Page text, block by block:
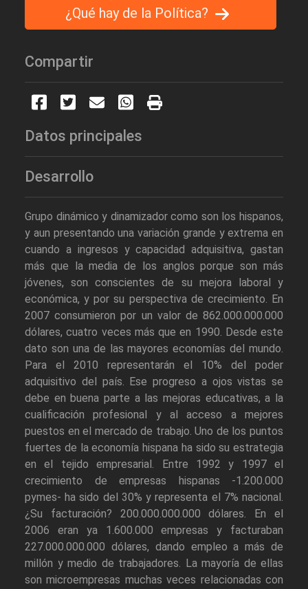
¿Qué hay de la Política?
Compartir
Datos principales
Desarrollo
Grupo dinámico y dinamizador como son los hispanos,
y aun presentando una variación grande y extrema en
cuando a ingresos y capacidad adquisitiva, gastan
más que la media de los anglos porque son más
jóvenes, son conscientes de su mejora laboral y
económica, y por su perspectiva de crecimiento. En
2007 consumieron por un valor de 862.000.000.000
dólares, cuatro veces más que en 1990. Desde este
dato son una de las mayores economías del mundo.
Para el 2010 representarán el 10% del poder
adquisitivo del país. Ese progreso a ojos vistas se
debe en buena parte a las mejoras educativas, a la
cualificación profesional y al acceso a mejores
puestos en el mercado de trabajo. Uno de los puntos
fuertes de la economía hispana ha sido su estrategia
en el tejido empresarial. Entre 1992 y 1997 el
crecimiento de empresas hispanas -1.200.000
pymes- ha sido del 30% y representa el 7% nacional.
¿Su facturación? 200.000.000.000 dólares. En el
2006 eran ya 1.600.000 empresas y facturaban
227.000.000.000 dólares, dando empleo a más de
millón y medio de trabajadores. La mayoría de ellas
son microempresas muchas veces relacionadas con